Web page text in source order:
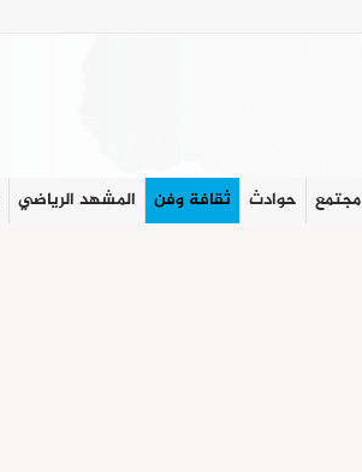
مجتمع حوادث ثقافة وفن المشهد الرياضي